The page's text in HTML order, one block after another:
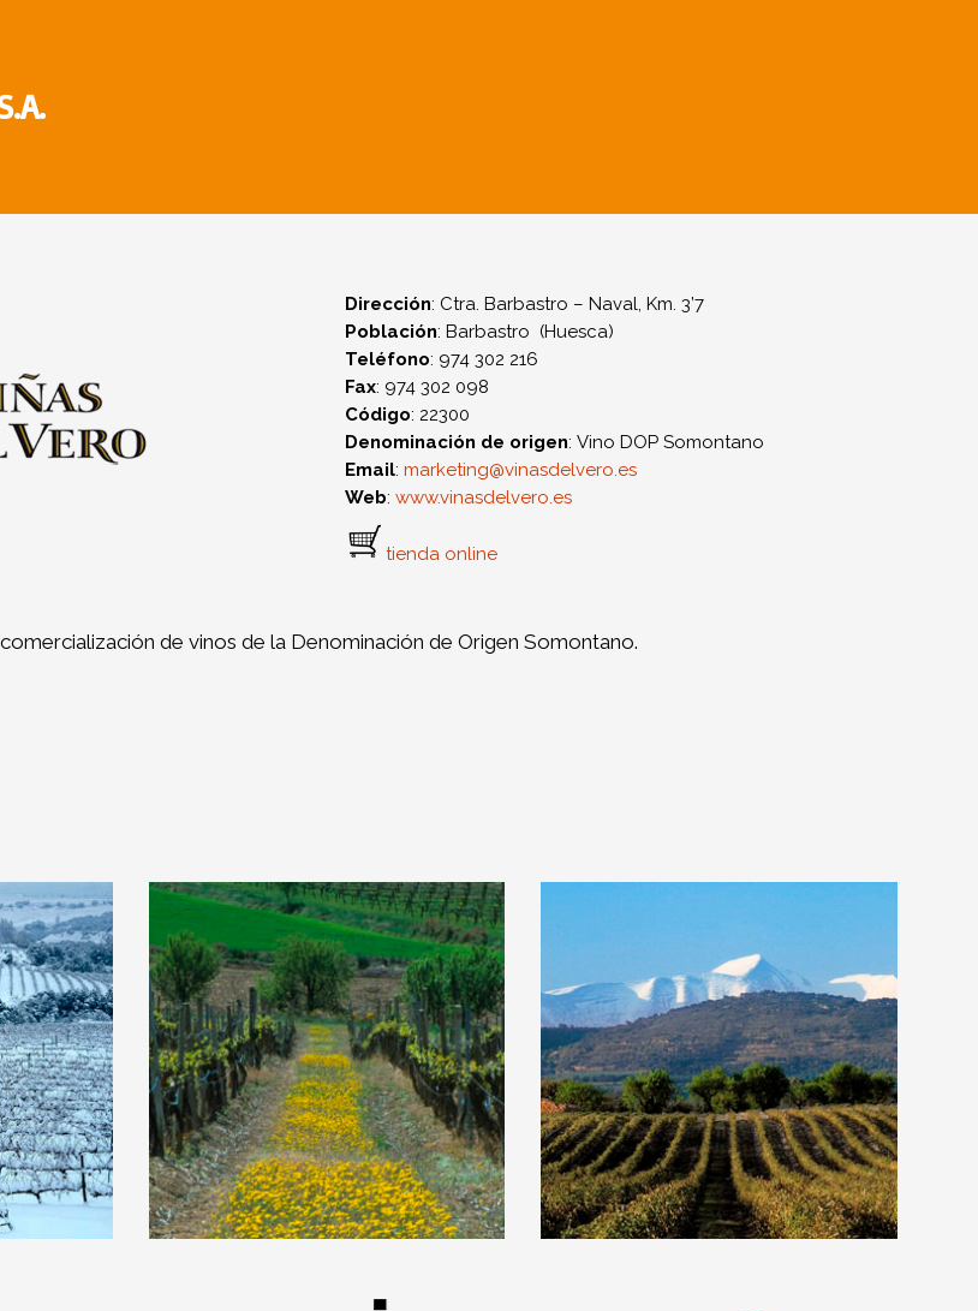
Dirección: Ctra. Barbastro – Naval, Km. 3’7
Población: Barbastro (Huesca)
Teléfono: 974 302 216
Fax: 974 302 098
Código: 22300
Denominación de origen: Vino DOP Somontano
Email: marketing@vinasdelvero.es
Web: www.vinasdelvero.es
tienda online
de vinos de la Denominación de Origen Somontano.